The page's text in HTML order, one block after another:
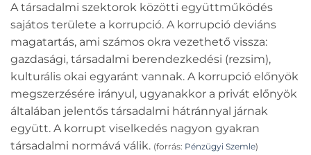
A társadalmi szektorok közötti együttműködés
sajátos területe a korrupció. A korrupció deviáns
magatartás, ami számos okra vezethető vissza:
gazdasági, társadalmi berendezkedési (rezsim),
kulturális okai egyaránt vannak. A korrupció előnyök
megszerzésére irányul, ugyanakkor a privát előnyök
általában jelentős társadalmi hátránnyal járnak
együtt. A korrupt viselkedés nagyon gyakran
társadalmi normává válik. (forrás: Pénzügyi Szemle)